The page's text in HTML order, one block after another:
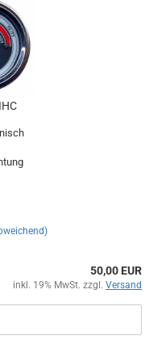
50,00 EUR
inkl. 19% MwSt. zzgl. Versand